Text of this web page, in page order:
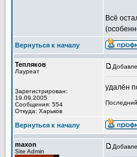
Всё
Вернуться к началу
Тепляков
Лауреат
Зарегистрирован:
19.09.2005
Сообщения: 554
Откуда: Харьков
удалён
Вернуться к началу
maxon
Site Admin